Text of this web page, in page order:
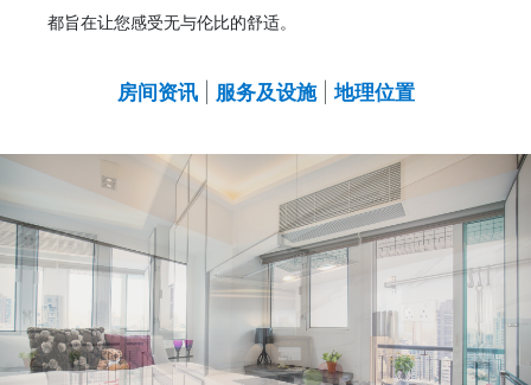
都旨在让您感受无与伦比的舒适。
房间资讯| 服务及设施| 地理位置